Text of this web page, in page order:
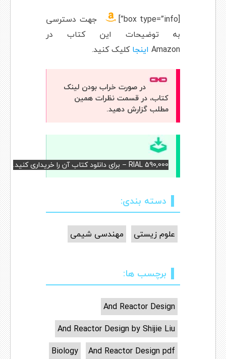
[box type=”info”]
جهت دسترسی
به توضیحات این کتاب در
Amazon اینجاکلیک کنید.
در صورت خراب بودن لینک
کتاب، در قسمت نظرات همین
مطلب گزارش دهید.
RIAL 590,000 – برای دانلود کتاب آن را خریداری کنید.
دسته بندی:
علوم زیستی مهندسی شیمی
برچسب ها:
And Reactor Design
And Reactor Design by Shijie Liu
And Reactor Design pdf
Biology